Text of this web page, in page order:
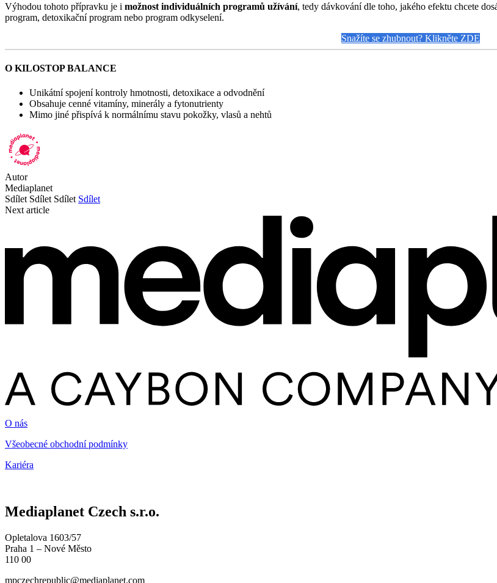
Výhodou tohoto přípravku je i možnost individuálních programů užívání, tedy dávkování dle toho, jakého efektu chcete
program, detoxikační program nebo program odkyselení.
Snažíte se zhubnout? Klikněte ZDE
O KILOSTOP BALANCE
Unikátní spojení kontroly hmotnosti, detoxikace a odvodnění
Obsahuje cenné vitamíny, minerály a fytonutrienty
Mimo jiné přispívá k normálnímu stavu pokožky, vlasů a nehtů
Autor
Mediaplanet
Sdílet Sdílet Sdílet Sdílet
Next article
O nás
Všeobecné obchodní podmínky
Kariéra
Mediaplanet Czech s.r.o.
Opletalova 1603/57
Praha 1 – Nové Město
110 00
mpczechrepublic@mediaplanet.com